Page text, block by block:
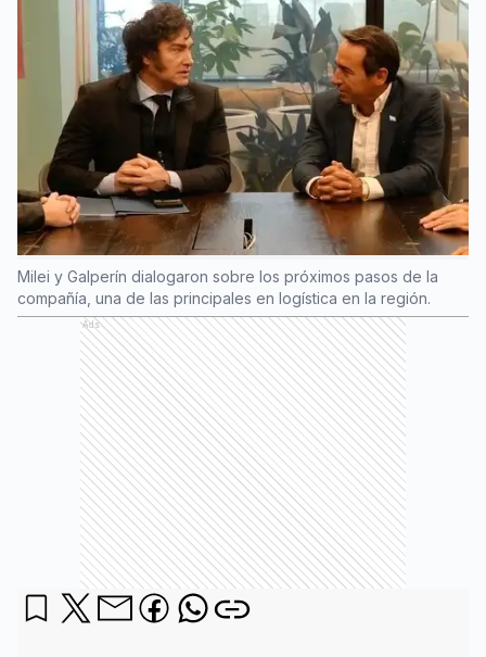
Milei y Galperín dialogaron sobre los próximos pasos de la
compañía, una de las principales en logística en la región.
Ads